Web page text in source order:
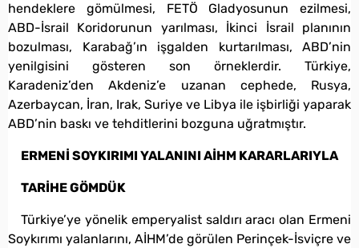
hendeklere gömülmesi, FETÖ Gladyosunun ezilmesi,
ABD-İsrail Koridorunun yarılması, İkinci İsrail planının
bozulması, Karabağ’ın işgalden kurtarılması, ABD’nin
yenilgisini gösteren son örneklerdir. Türkiye,
Karadeniz’den Akdeniz’e uzanan cephede, Rusya,
Azerbaycan, İran, Irak, Suriye ve Libya ile işbirliği yaparak
ABD’nin baskı ve tehditlerini bozguna uğratmıştır.
ERMENİ SOYKIRIMI YALANINI AİHM KARARLARIYLA
TARİHE GÖMDÜK
Türkiye’ye yönelik emperyalist saldırı aracı olan Ermeni
Soykırımı yalanlarını, AİHM’de görülen Perinçek-İsviçre ve